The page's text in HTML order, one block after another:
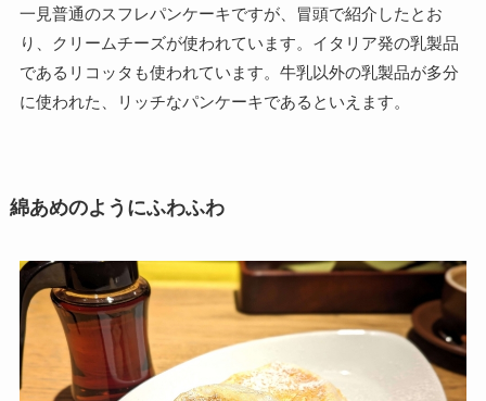
一見普通のスフレパンケーキですが、冒頭で紹介したとお
り、クリームチーズが使われています。イタリア発の乳製品
であるリコッタも使われています。牛乳以外の乳製品が多分
に使われた、リッチなパンケーキであるといえます。
綿あめのようにふわふわ